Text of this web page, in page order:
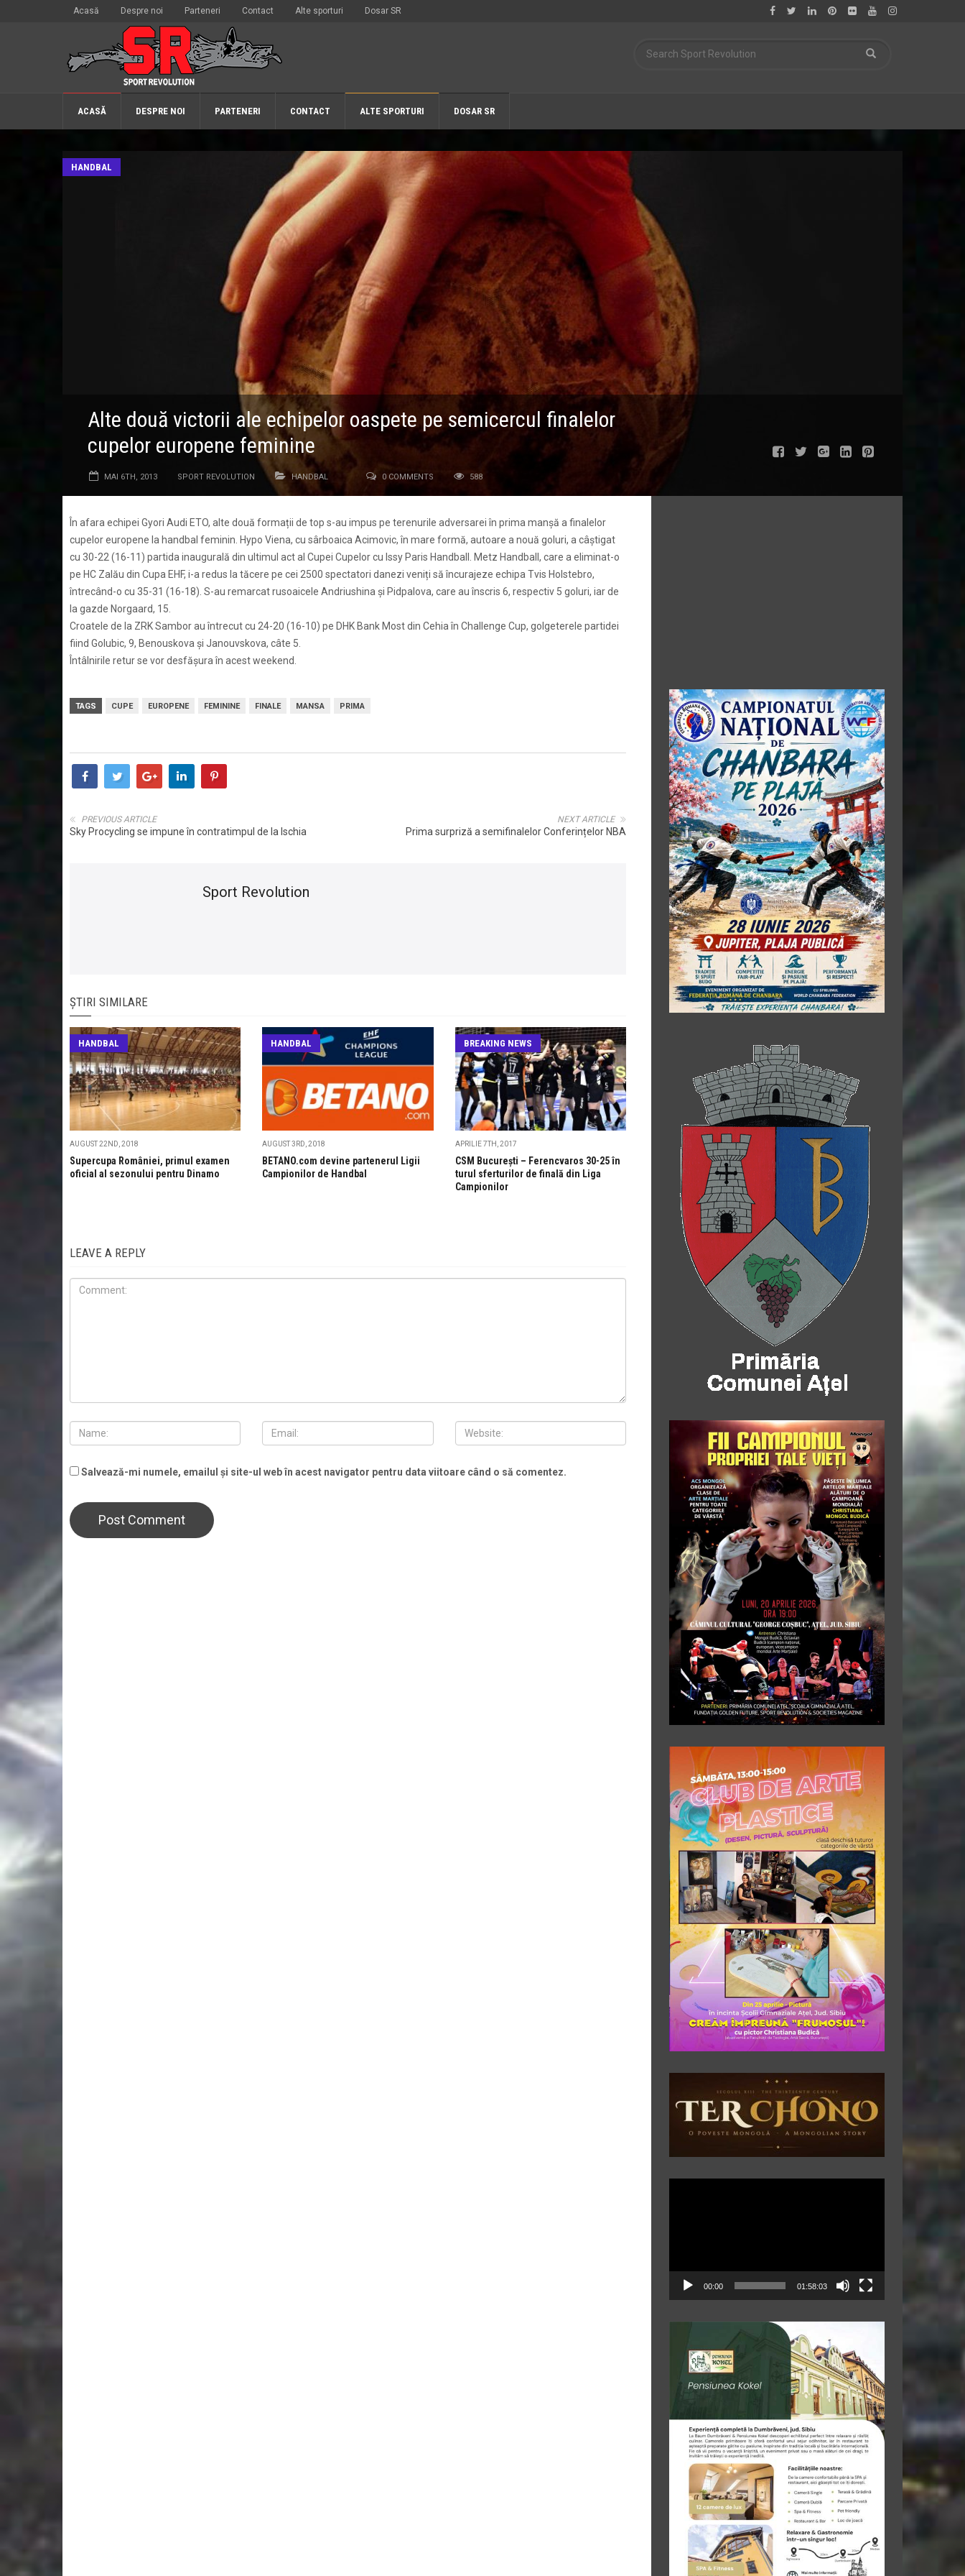
Acasă Despre noi Parteneri Contact Alte sporturi Dosar SR
ACASĂ DESPRE NOI PARTENERI CONTACT ALTE SPORTURI DOSAR SR
HANDBAL
Alte două victorii ale echipelor oaspete pe semicercul finalelor
cupelor europene feminine
MAI 6TH, 2013 SPORT REVOLUTION HANDBAL 0 COMMENTS 588
În afara echipei Gyori Audi ETO, alte două formații de top s-au impus pe terenurile adversarei în prima manșă a finalelor
cupelor europene la handbal feminin. Hypo Viena, cu sârboaica Acimovic, în mare formă, autoare a nouă goluri, a câștigat
cu 30-22 (16-11) partida inaugurală din ultimul act al Cupei Cupelor cu Issy Paris Handball. Metz Handball, care a eliminat-o
pe HC Zalău din Cupa EHF, i-a redus la tăcere pe cei 2500 spectatori danezi veniți să încurajeze echipa Tvis Holstebro,
întrecând-o cu 35-31 (16-18). S-au remarcat rusoaicele Andriushina și Pidpalova, care au înscris 6, respectiv 5 goluri, iar de
la gazde Norgaard, 15.
Croatele de la ZRK Sambor au întrecut cu 24-20 (16-10) pe DHK Bank Most din Cehia în Challenge Cup, golgeterele partidei
fiind Golubic, 9, Benouskova și Janouvskova, câte 5.
Întâlnirile retur se vor desfășura în acest weekend.
TAGS CUPE EUROPENE FEMININE FINALE MANSA PRIMA
NEXT ARTICLE
Prima surpriză a semifinalelor Conferințelor NBA
PREVIOUS ARTICLE
Sky Procycling se impune în contratimpul de la Ischia
Sport Revolution
ȘTIRI SIMILARE
HANDBAL
AUGUST 22ND, 2018
Supercupa României, primul examen
oficial al sezonului pentru Dinamo
HANDBAL
AUGUST 3RD, 2018
BETANO.com devine partenerul Ligii
Campionilor de Handbal
BREAKING NEWS
APRILIE 7TH, 2017
CSM Bucureşti – Ferencvaros 30-25 în
turul sferturilor de finală din Liga
Campionilor
LEAVE A REPLY
Salvează-mi numele, emailul și site-ul web în acest navigator pentru data viitoare când o să comentez.
00:00 01:58:03